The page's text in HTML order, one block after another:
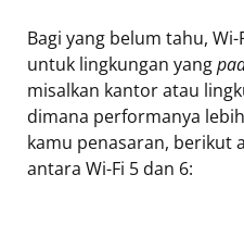
Bagi yang belum tahu,
untuk lingkungan yang
misalkan kantor atau
dimana performanya
kamu penasaran, berikut
antara Wi-Fi 5 dan 6: